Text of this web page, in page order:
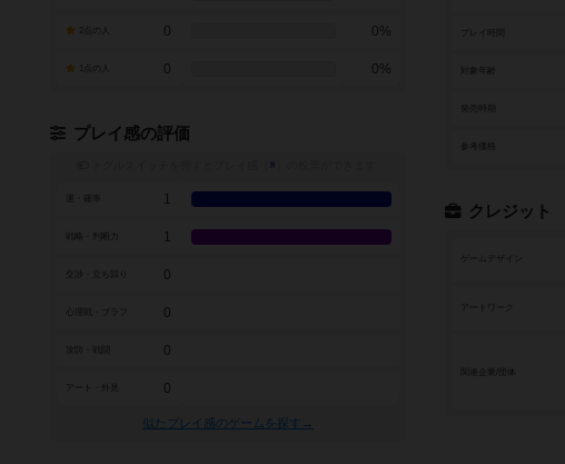
参考価格
クレジット
ゲームデザイン
アートワーク
0 0%
0 0%
プレイ感の評価
※
1
戦略・判断力 1
0
0
0
アート・外見 0
似たプレイ感のゲームを探す→